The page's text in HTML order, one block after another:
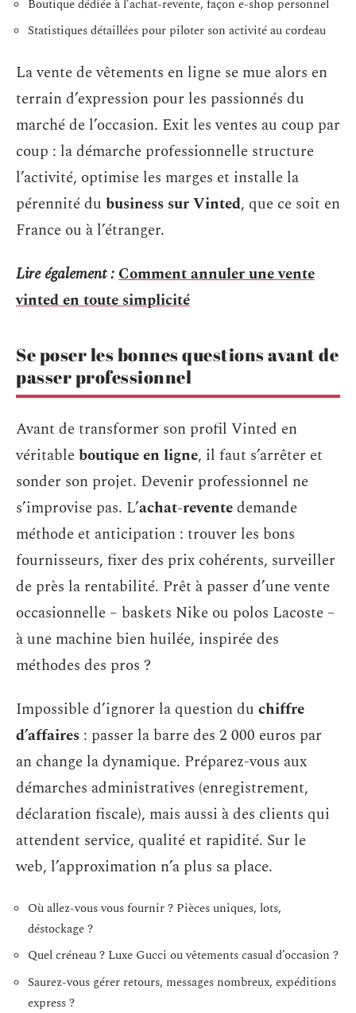
Boutique dédiée à l’achat-revente, façon e-shop personnel
Statistiques détaillées pour piloter son activité au cordeau
La vente de vêtements en ligne se mue alors en
terrain d’expression pour les passionnés du
marché de l’occasion. Exit les ventes au coup par
coup : la démarche professionnelle structure
l’activité, optimise les marges et installe la
pérennité du business sur Vinted, que ce soit en
France ou à l’étranger.
Lire également :Comment annuler une vente
vinted en toute simplicité
Se poser les bonnes questions avant de
passer professionnel
Avant de transformer son profil Vinted en
véritableboutique en ligne, il faut s’arrêter et
sonder son projet. Devenir professionnel ne
s’improvise pas. L’achat-reventedemande
méthode et anticipation : trouver les bons
fournisseurs, fixer des prix cohérents, surveiller
de près la rentabilité. Prêt à passer d’une vente
occasionnelle – baskets Nike ou polos Lacoste –
à une machine bien huilée, inspirée des
méthodes des pros ?
Impossible d’ignorer la question du chiffre
d’affaires : passer la barre des 2 000 euros par
an change la dynamique. Préparez-vous aux
démarches administratives (enregistrement,
déclaration fiscale), mais aussi à des clients qui
attendent service, qualité et rapidité. Sur le
web, l’approximation n’a plus sa place.
Où allez-vous vous fournir ? Pièces uniques, lots,
déstockage ?
Quel créneau ? Luxe Gucci ou vêtements casual d’occasion ?
Saurez-vous gérer retours, messages nombreux, expéditions
express ?